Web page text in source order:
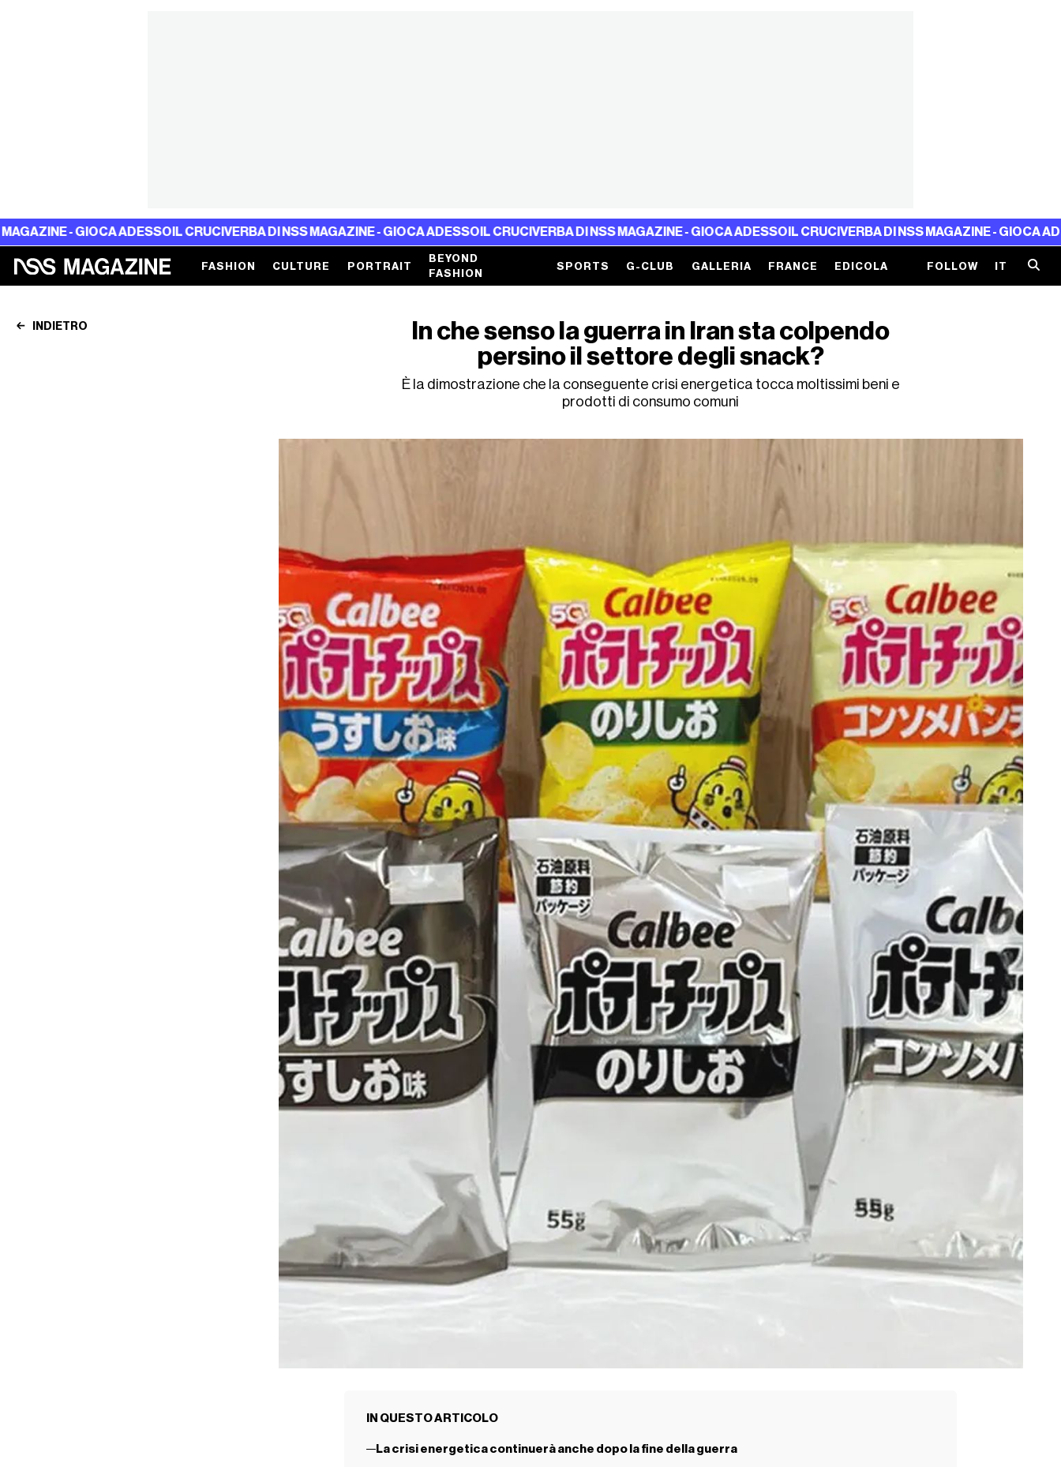
- GIOCA ADESSOIL CRUCIVERBA DI NSS MAGAZINE - GIOCA ADESSOIL CRUCIVERBA DI NSS MAGAZINE - GIOCA ADESSOIL CRUCIVERBA DI NSS MAGAZINE - GIOCA ADESSOIL
FASHION CULTURE PORTRAIT
BEYOND
FASHION
SPORTS G-CLUB GALLERIA FRANCE EDICOLA FOLLOW IT
INDIETRO
In che senso la guerra in Iran sta colpendo
persino il settore degli snack?
È la dimostrazione che la conseguente crisi energetica tocca moltissimi beni e
prodotti di consumo comuni
IN QUESTO ARTICOLO
La crisi energetica continuerà anche dopo la fine della guerra